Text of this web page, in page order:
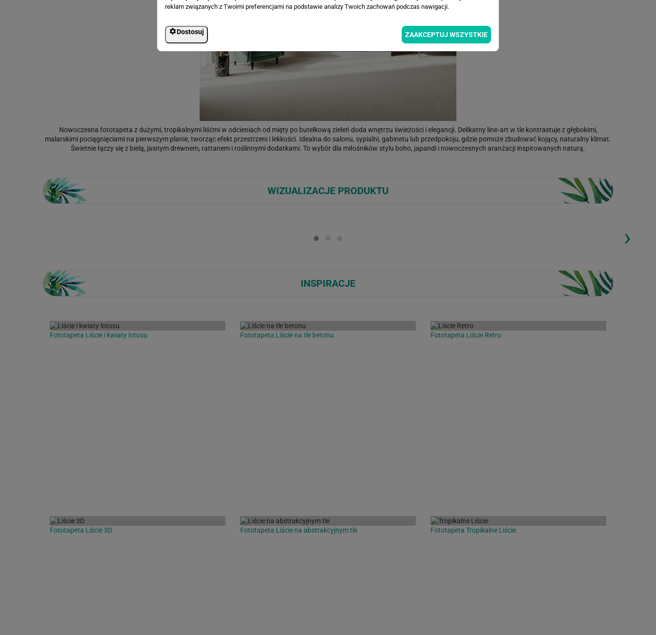
Nowoczesna fototapeta z dużymi, tropikalnymi liśćmi w odcieniach od mięty po butelkową zieleń doda wnętrzu świeżości i elegancji. Delikatny line‑art w tle kontrastuje z głębokimi,
malarskimi pociągnięciami na pierwszym planie, tworząc efekt przestrzeni i lekkości. Idealna do salonu, sypialni, gabinetu lub przedpokoju, gdzie pomoże zbudować kojący, naturalny klimat.
Świetnie łączy się z bielą, jasnym drewnem, rattanem i roślinnymi dodatkami. To wybór dla miłośników stylu boho, japandi i nowoczesnych aranżacji inspirowanych naturą.
WIZUALIZACJE PRODUKTU
Loading...
›
INSPIRACJE
Fototapeta Liście i kwiaty lotosu Fototapeta Liście na tle betonu Fototapeta Liście Retro
Fototapeta Liście 3D Fototapeta Liście na abstrakcyjnym tle Fototapeta Tropikalne Liście
reklam związanych z Twoimi preferencjami na podstawie analizy Twoich zachowań podczas nawigacji.
Dostosuj ZAAKCEPTUJ WSZYSTKIE